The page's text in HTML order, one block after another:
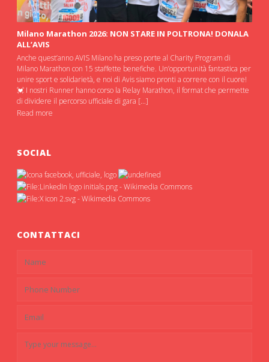
Milano Marathon 2026: NON STARE IN POLTRONA! DONALA
ALL’AVIS
Anche quest’anno AVIS Milano ha preso porte al Charity Program di
Milano Marathon con 15 staffette benefiche. Un’opportunità fantastica per
unire sport e solidarietà, e noi di Avis siamo pronti a correre con il cuore!
💓 I nostri Runner hanno corso la Relay Marathon, il format che permette
di dividere il percorso ufficiale di gara […]
Read more
SOCIAL
CONTATTACI